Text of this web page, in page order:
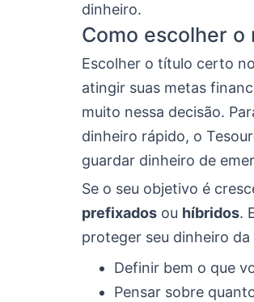
dinheiro.
Como escolher
Escolher o título certo
atingir suas metas
muito nessa decisão.
dinheiro rápido, o
guardar dinheiro de
Se o seu objetivo é
prefixados ou híbridos.
proteger seu dinheiro
Definir bem o que
Pensar sobre